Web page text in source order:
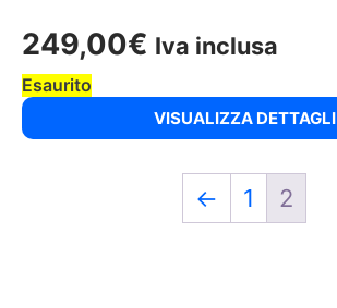
249,00€ Iva inclusa
Esaurito
VISUALIZZA DETTAGLI
← 1 2